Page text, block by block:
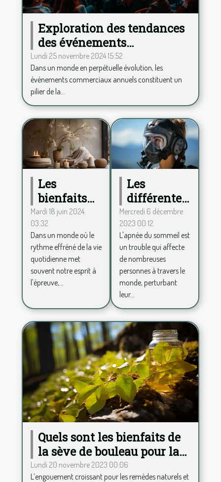
Exploration des tendances
des événements
commerciaux annuels et
leur impact
Lundi 25 novembre 2024 15:52
Dans un monde en perpétuelle évolution, les
événements commerciaux annuels constituent un
pilier de la...
Les
bienfaits
de la
décoration
zen pour
un espace
de vie
apaisant
Mardi 18 juin 2024
03:32
Dans un monde où le
rythme effréné de la vie
quotidienne met
souvent notre esprit à
l'épreuve,...
Les
différentes
formes
d'apnée du
sommeil
Mercredi 6 décembre
2023 00:12
L'apnée du sommeil est
un trouble qui affecte
de nombreuses
personnes à travers le
monde, perturbant
leur...
Quels sont les bienfaits de
la sève de bouleau pour la
santé ?
Lundi 20 novembre 2023 00:06
L’engouement croissant pour les remèdes naturels et